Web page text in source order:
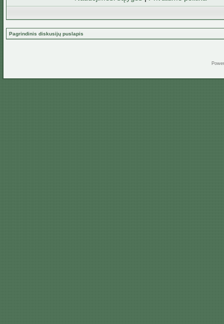
Pagrindinis diskusijų puslapis